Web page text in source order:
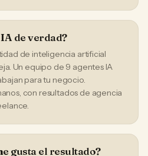
de verdad?
de inteligencia artificial
Un equipo de 9 agentes IA
para tu negocio.
con resultados de agencia
gusta el resultado?